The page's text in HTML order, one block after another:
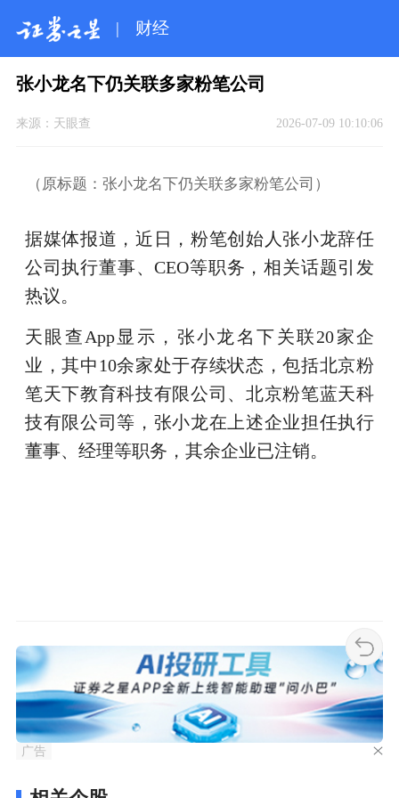
| 财经
张小龙名下仍关联多家粉笔公司
来源： 天眼查 2026-07-09 10:10:06
（原标题：张小龙名下仍关联多家粉笔公司）
据媒体报道，近日，粉笔创始人张小龙辞任
公司执行董事、CEO等职务，相关话题引发
热议。
天眼查App显示，张小龙名下关联20家企
业，其中10余家处于存续状态，包括北京粉
笔天下教育科技有限公司、北京粉笔蓝天科
技有限公司等，张小龙在上述企业担任执行
董事、经理等职务，其余企业已注销。
广告